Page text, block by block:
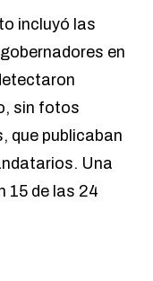
incluyó las
en
sin fotos
que publicaban
Una
15 de las 24